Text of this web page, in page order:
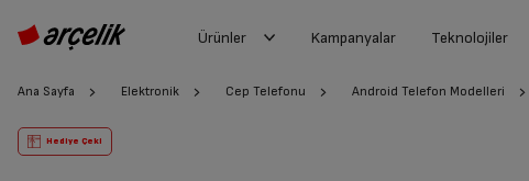
Ürünler Kampanyalar Teknolojiler
Ana Sayfa Elektronik Cep Telefonu Android Telefon Modelleri
Hediye Çeki